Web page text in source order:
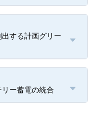
する計画グリー
ー蓄電の統合